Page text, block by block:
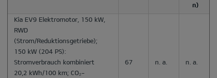
n)
Kia EV9 Elektromotor, 150 kW,
RWD
(Strom/Reduktionsgetriebe);
150 kW (204 PS):
Stromverbrauch kombiniert
20,2 kWh/100 km; CO₂-
67 n. a. n. a.